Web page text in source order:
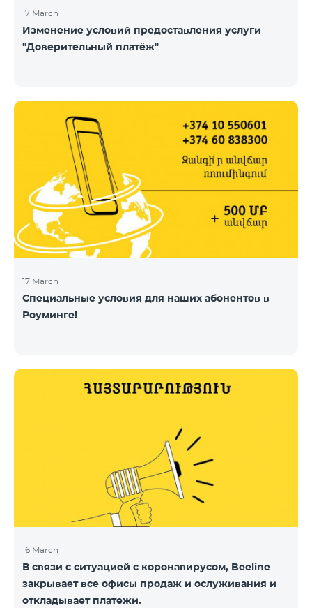
17 March
Изменение условий предоставления услуги
"Доверительный платёж"
17 March
Специальные условия для наших абонентов в
Роуминге!
16 March
В связи с ситуацией с коронавирусом, Beeline
закрывает все офисы продаж и ослуживания и
откладывает платежи.